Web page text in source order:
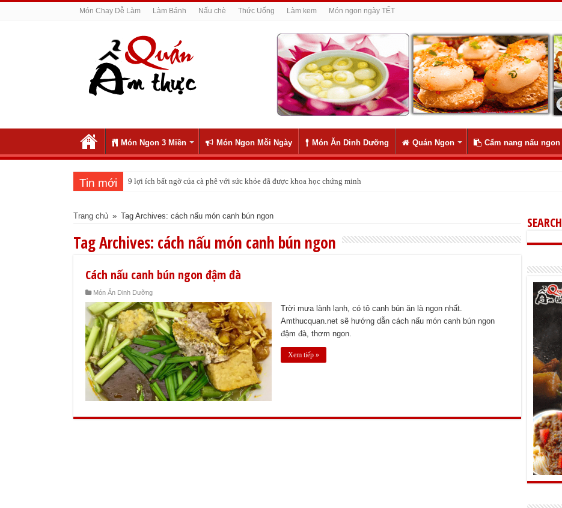
Món Chay Dễ Làm Làm Bánh Nấu chè Thức Uống Làm kem Món ngon ngày TẾT
Món Ngon 3 Miền Món Ngon Mỗi Ngày Món Ăn Dinh Dưỡng Quán Ngon Cẩm nang nấu ngon
Tin mới 9 lợi ích bất ngờ của cà phê với sức khỏe đã được khoa học chứng minh
Trang chủ » Tag Archives: cách nấu món canh bún ngon
Tag Archives: cách nấu món canh bún ngon
Cách nấu canh bún ngon đậm đà
Món Ăn Dinh Dưỡng
Trời mưa lành lạnh, có tô canh bún ăn là ngon nhất.
Amthucquan.net sẽ hướng dẫn cách nấu món canh bún ngon
đậm đà, thơm ngon.
Xem tiếp »
SEARCH